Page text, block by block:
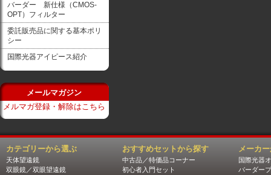
バーダー 新仕様（CMOS-
OPT）フィルター
委託販売品に関する基本ポリ
シー
国際光器アイピース紹介
メールマガジン
メルマガ登録・解除はこちら
カテゴリーから選ぶ
天体望遠鏡
双眼鏡／双眼望遠鏡
おすすめセットから探す
中古品／特価品コーナー
初心者入門セット
メーカ
国際光器
バーダー